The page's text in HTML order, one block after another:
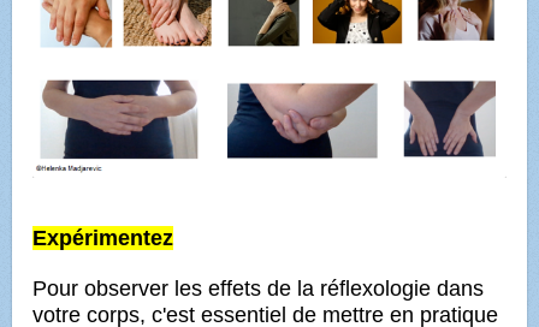
Expérimentez
Pour observer les effets de la réflexologie dans
votre corps, c'est essentiel de mettre en pratique